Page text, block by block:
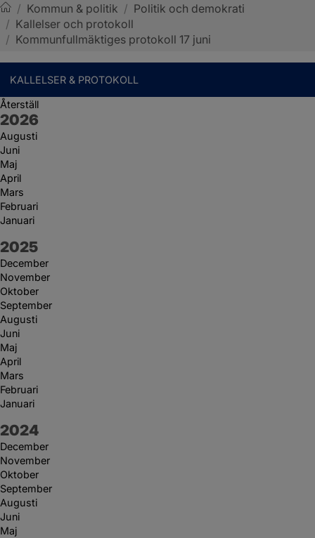
Sotenäs kommun
/ Kommun & politik / Politik och demokrati
/ Kallelser och protokoll
/ Kommunfullmäktiges protokoll 17 juni
KALLELSER & PROTOKOLL
Återställ
År:
2026
Augusti
Juni
Maj
April
Mars
Februari
Januari
År:
2025
December
November
Oktober
September
Augusti
Juni
Maj
April
Mars
Februari
Januari
År:
2024
December
November
Oktober
September
Augusti
Juni
Maj